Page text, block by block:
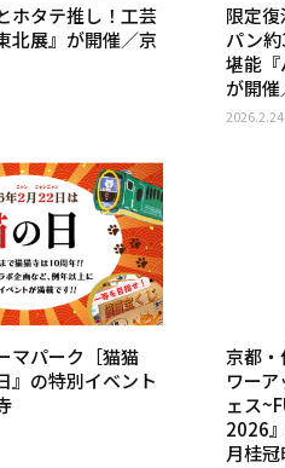
ホタテ推し！工芸
北展』が開催／京
限定
パン
堪能『
が開
2026.2.24
マパーク［猫猫
』の特別イベント
京都
ワー
ェス
2026
月桂